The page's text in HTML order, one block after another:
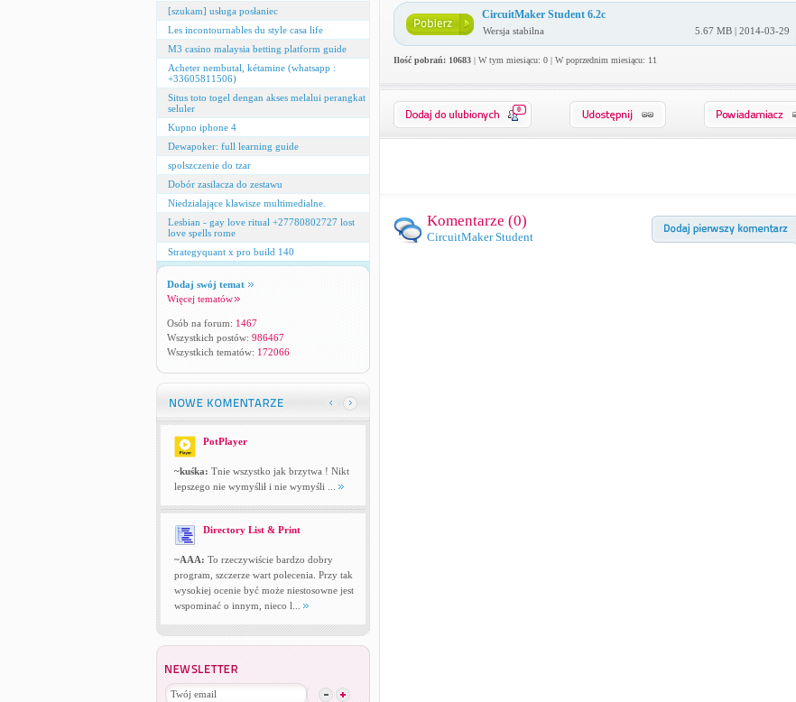
[szukam] usługa posłaniec
Les incontournables du style casa life
M3 casino malaysia betting platform guide
Acheter nembutal, kétamine (whatsapp :
+33605811506)
Situs toto togel dengan akses melalui perangkat
seluler
Kupno iphone 4
Dewapoker: full learning guide
spolszczenie do tzar
Dobór zasilacza do zestawu
Niedzialające klawisze multimedialne.
Lesbian - gay love ritual +27780802727 lost
love spells rome
Strategyquant x pro build 140
Dodaj swój temat
Więcej tematów
Osób na forum: 1467
Wszystkich postów: 986467
Wszystkich tematów: 172066
PotPlayer
~kuśka: Tnie wszystko jak brzytwa ! Nikt
lepszego nie wymyślił i nie wymyśli ...
Directory List & Print
~AAA: To rzeczywiście bardzo dobry
program, szczerze wart polecenia. Przy tak
wysokiej ocenie być może niestosowne jest
wspominać o innym, nieco l...
CircuitMaker Student 6.2c
Wersja stabilna 5.67 MB | 2014-03-29
Ilość pobrań: 10683| W tym miesiącu: 0 | W poprzednim miesiącu: 11
0
Komentarze (0)
CircuitMaker Student